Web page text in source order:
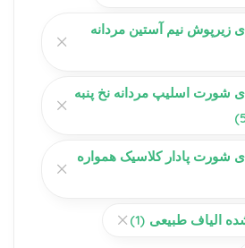
زیرپوش نیم آستین مردانه
شورت اسلیپ مردانه نخ پنبه
شورت پادار کلاسیک همواره
(1)